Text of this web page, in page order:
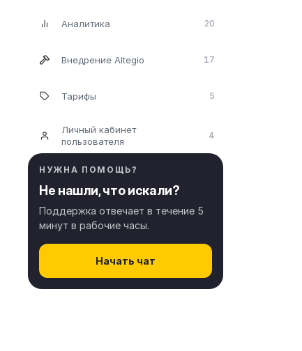
Аналитика 20
Внедрение Altegio 17
Тарифы 5
Личный кабинет
пользователя
4
НУЖНА ПОМОЩЬ?
Не нашли, что искали?
Поддержка отвечает в течение 5
минут в рабочие часы.
Начать чат